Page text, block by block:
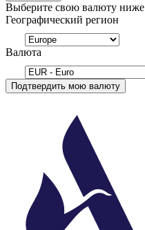
Выберите свою валюту ниже
Географический регион
Валюта
Подтвердить мою валюту